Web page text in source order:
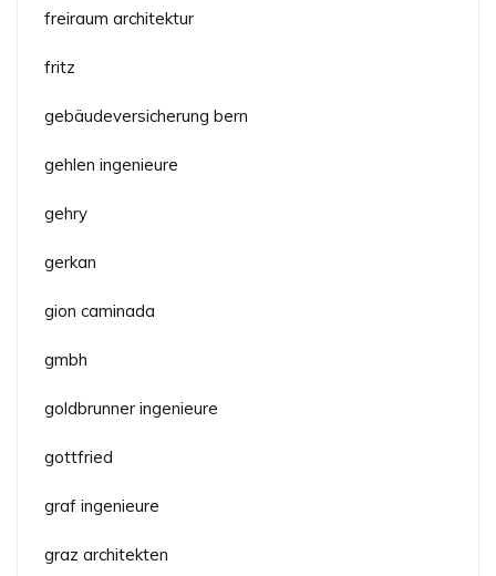
freiraum architektur
fritz
gebäudeversicherung bern
gehlen ingenieure
gehry
gerkan
gion caminada
gmbh
goldbrunner ingenieure
gottfried
graf ingenieure
graz architekten